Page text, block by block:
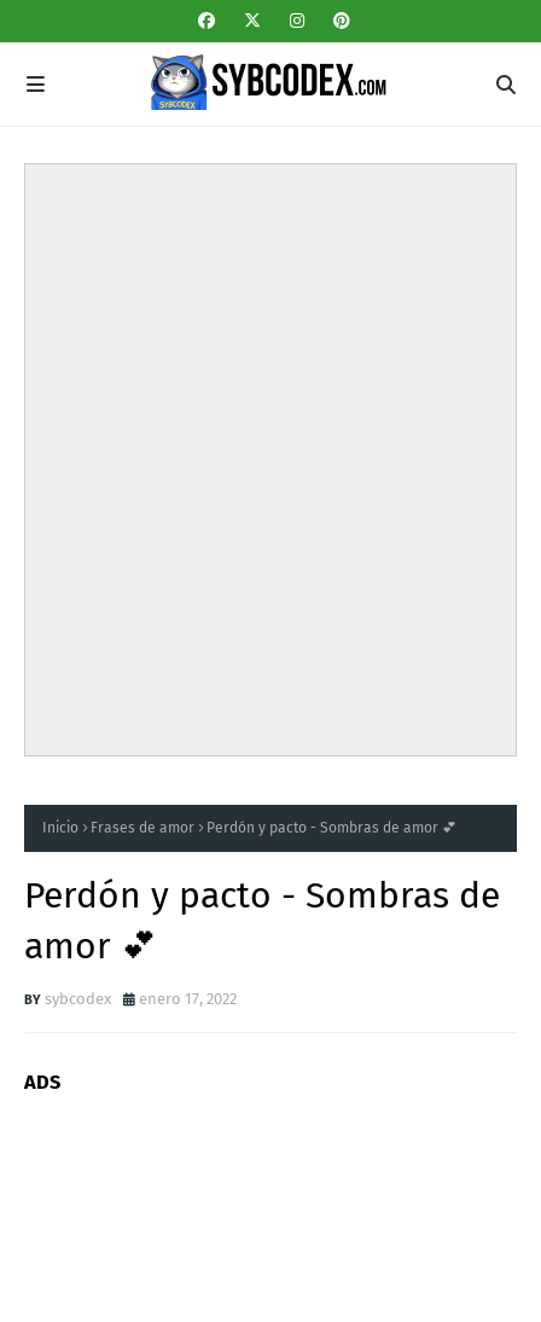
Inicio Frases de amor Perdón y pacto - Sombras de amor 💕
Perdón y pacto - Sombras de
amor 💕
sybcodex enero 17, 2022
ADS